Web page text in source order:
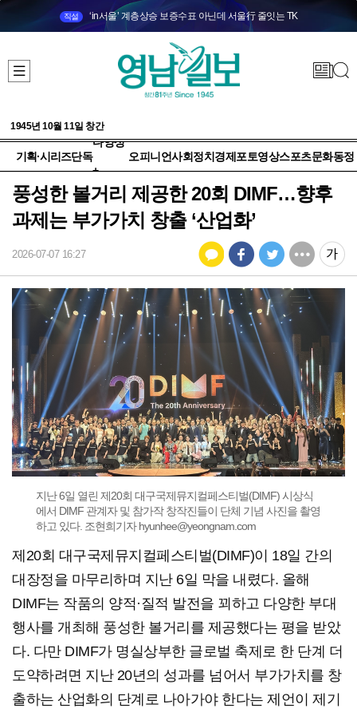
직설 ‘in서울’ 계층상승 보증수표 아닌데 서울行 줄잇는 TK
1945년 10월 11일 창간
기획·시리즈단독
다양성
+
오피니언사회정치 경제 포토영상스포츠문화동정
풍성한 볼거리 제공한 20회 DIMF…향후
과제는 부가가치 창출 ‘산업화’
2026-07-07 16:27
지난 6일 열린 제20회 대구국제뮤지컬페스티벌(DIMF) 시상식
에서 DIMF 관계자 및 참가작 창작진들이 단체 기념 사진을 촬영
하고 있다. 조현희기자 hyunhee@yeongnam.com
제20회 대구국제뮤지컬페스티벌(DIMF)이 18일 간의
대장정을 마무리하며 지난 6일 막을 내렸다. 올해
DIMF는 작품의 양적·질적 발전을 꾀하고 다양한 부대
행사를 개최해 풍성한 볼거리를 제공했다는 평을 받았
다. 다만 DIMF가 명실상부한 글로벌 축제로 한 단계 더
도약하려면 지난 20년의 성과를 넘어서 부가가치를 창
출하는 산업화의 단계로 나아가야 한다는 제언이 제기